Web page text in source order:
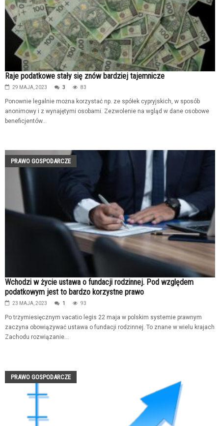
Raje podatkowe stały się znów bardziej tajemnicze
29 MAJA, 2023 3 83
Ponownie legalnie można korzystać np. ze spółek cypryjskich, w sposób
anonimowy i z wynajętymi osobami. Zezwolenie na wgląd w dane osobowe
beneficjentów...
PRAWO GOSPODARCZE
Wchodzi w życie ustawa o fundacji rodzinnej. Pod względem
podatkowym jest to bardzo korzystne prawo
23 MAJA, 2023 1 93
Po trzymiesięcznym vacatio legis 22 maja w polskim systemie prawnym
zaczyna obowiązywać ustawa o fundacji rodzinnej. To znane w wielu krajach
Zachodu rozwiązanie...
PRAWO GOSPODARCZE